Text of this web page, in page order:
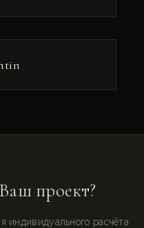
проект?
индивидуального расчёта